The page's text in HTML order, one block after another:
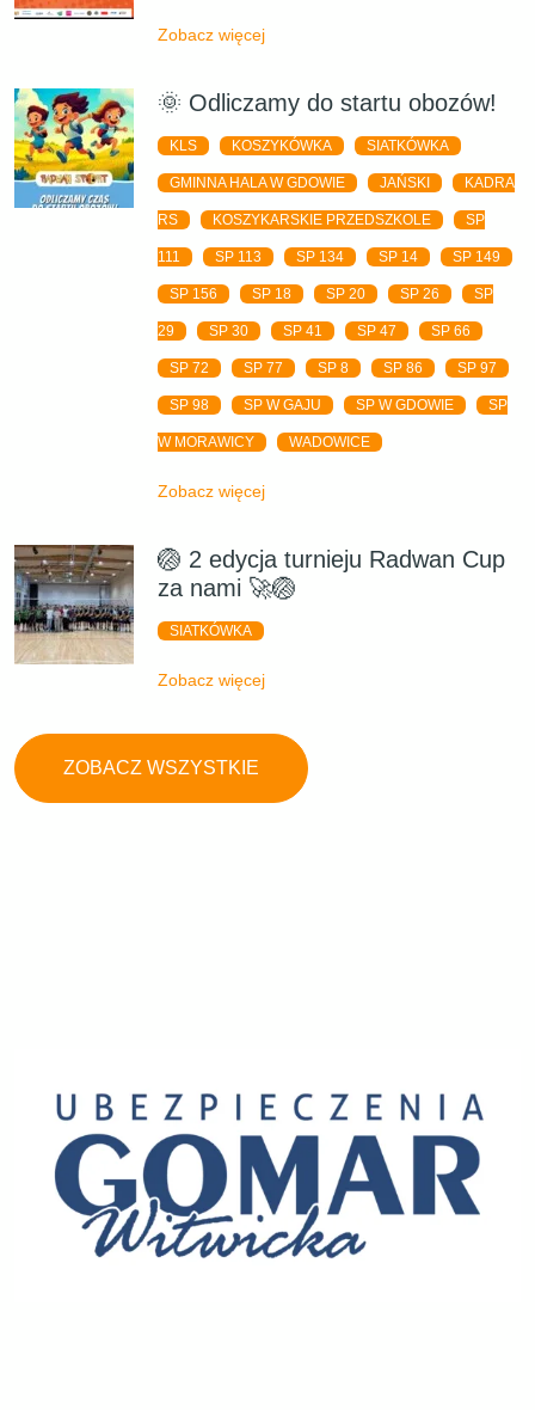
Zobacz więcej
🌞 Odliczamy do startu obozów!
KLS KOSZYKÓWKA SIATKÓWKA
GMINNA HALA W GDOWIE JAŃSKI KADRA
RS KOSZYKARSKIE PRZEDSZKOLE SP
111 SP 113 SP 134 SP 14 SP 149
SP 156 SP 18 SP 20 SP 26 SP
29 SP 30 SP 41 SP 47 SP 66
SP 72 SP 77 SP 8 SP 86 SP 97
SP 98 SP W GAJU SP W GDOWIE SP
W MORAWICY WADOWICE
Zobacz więcej
🏐 2 edycja turnieju Radwan Cup
za nami 🚀🏐
SIATKÓWKA
Zobacz więcej
ZOBACZ WSZYSTKIE